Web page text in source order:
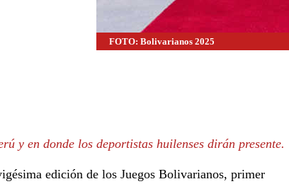
FOTO: Bolivarianos 2025
y en donde los deportistas huilenses dirán presente.
edición de los Juegos Bolivarianos, primer